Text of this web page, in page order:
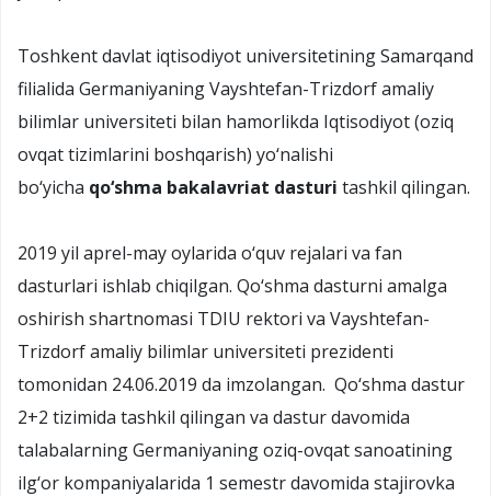
Toshkent davlat iqtisodiyot universitetining Samarqand
filialida Germaniyaning Vayshtefan-Trizdorf amaliy
bilimlar universiteti bilan hamorlikda Iqtisodiyot (oziq
ovqat tizimlarini boshqarish) yo‘nalishi
bo‘yicha qo‘shma bakalavriat dasturi tashkil qilingan.
2019 yil aprel-may oylarida o‘quv rejalari va fan
dasturlari ishlab chiqilgan. Qo‘shma dasturni amalga
oshirish shartnomasi TDIU rektori va Vayshtefan-
Trizdorf amaliy bilimlar universiteti prezidenti
tomonidan 24.06.2019 da imzolangan. Qo‘shma dastur
2+2 tizimida tashkil qilingan va dastur davomida
talabalarning Germaniyaning oziq-ovqat sanoatining
ilg‘or kompaniyalarida 1 semestr davomida stajirovka